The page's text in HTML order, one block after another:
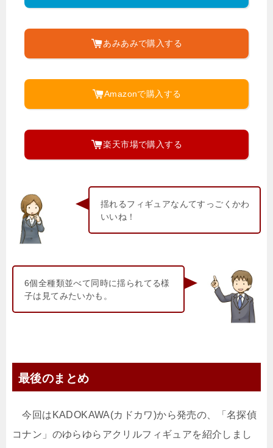
あみあみで購入する
Amazonで購入する
楽天市場で購入する
揺れるフィギュアなんてすっごくかわ
いいね！
6個全種類並べて同時に揺られてる様
子は見てみたいかも。
最後のまとめ
今回はKADOKAWA(カドカワ)から発売の、「名探偵
コナン」のゆらゆらアクリルフィギュアを紹介しまし